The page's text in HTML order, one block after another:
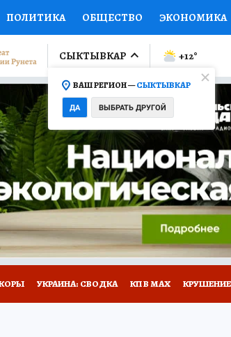
ПОЛИТИКА ОБЩЕСТВО ЭКОНОМИКА
КОЛУМНИСТЫ ПРОИСШЕСТВИЯ
ОТКРЫВАЕМ МИР Я ЗНАЮ
ПРОМОКОДЫ СЕРИАЛЫ
ТЕЛЕВИЗОР КОЛЛЕКЦИИ КОНКУРСЫ
НА САЙТЕ
СЫКТЫВКАР
ВАШ РЕГИОН —СЫКТЫВКАР
ДА ВЫБРАТЬ ДРУГОЙ
+12°
УКРАИНА: СВОДКА КП В МАХ